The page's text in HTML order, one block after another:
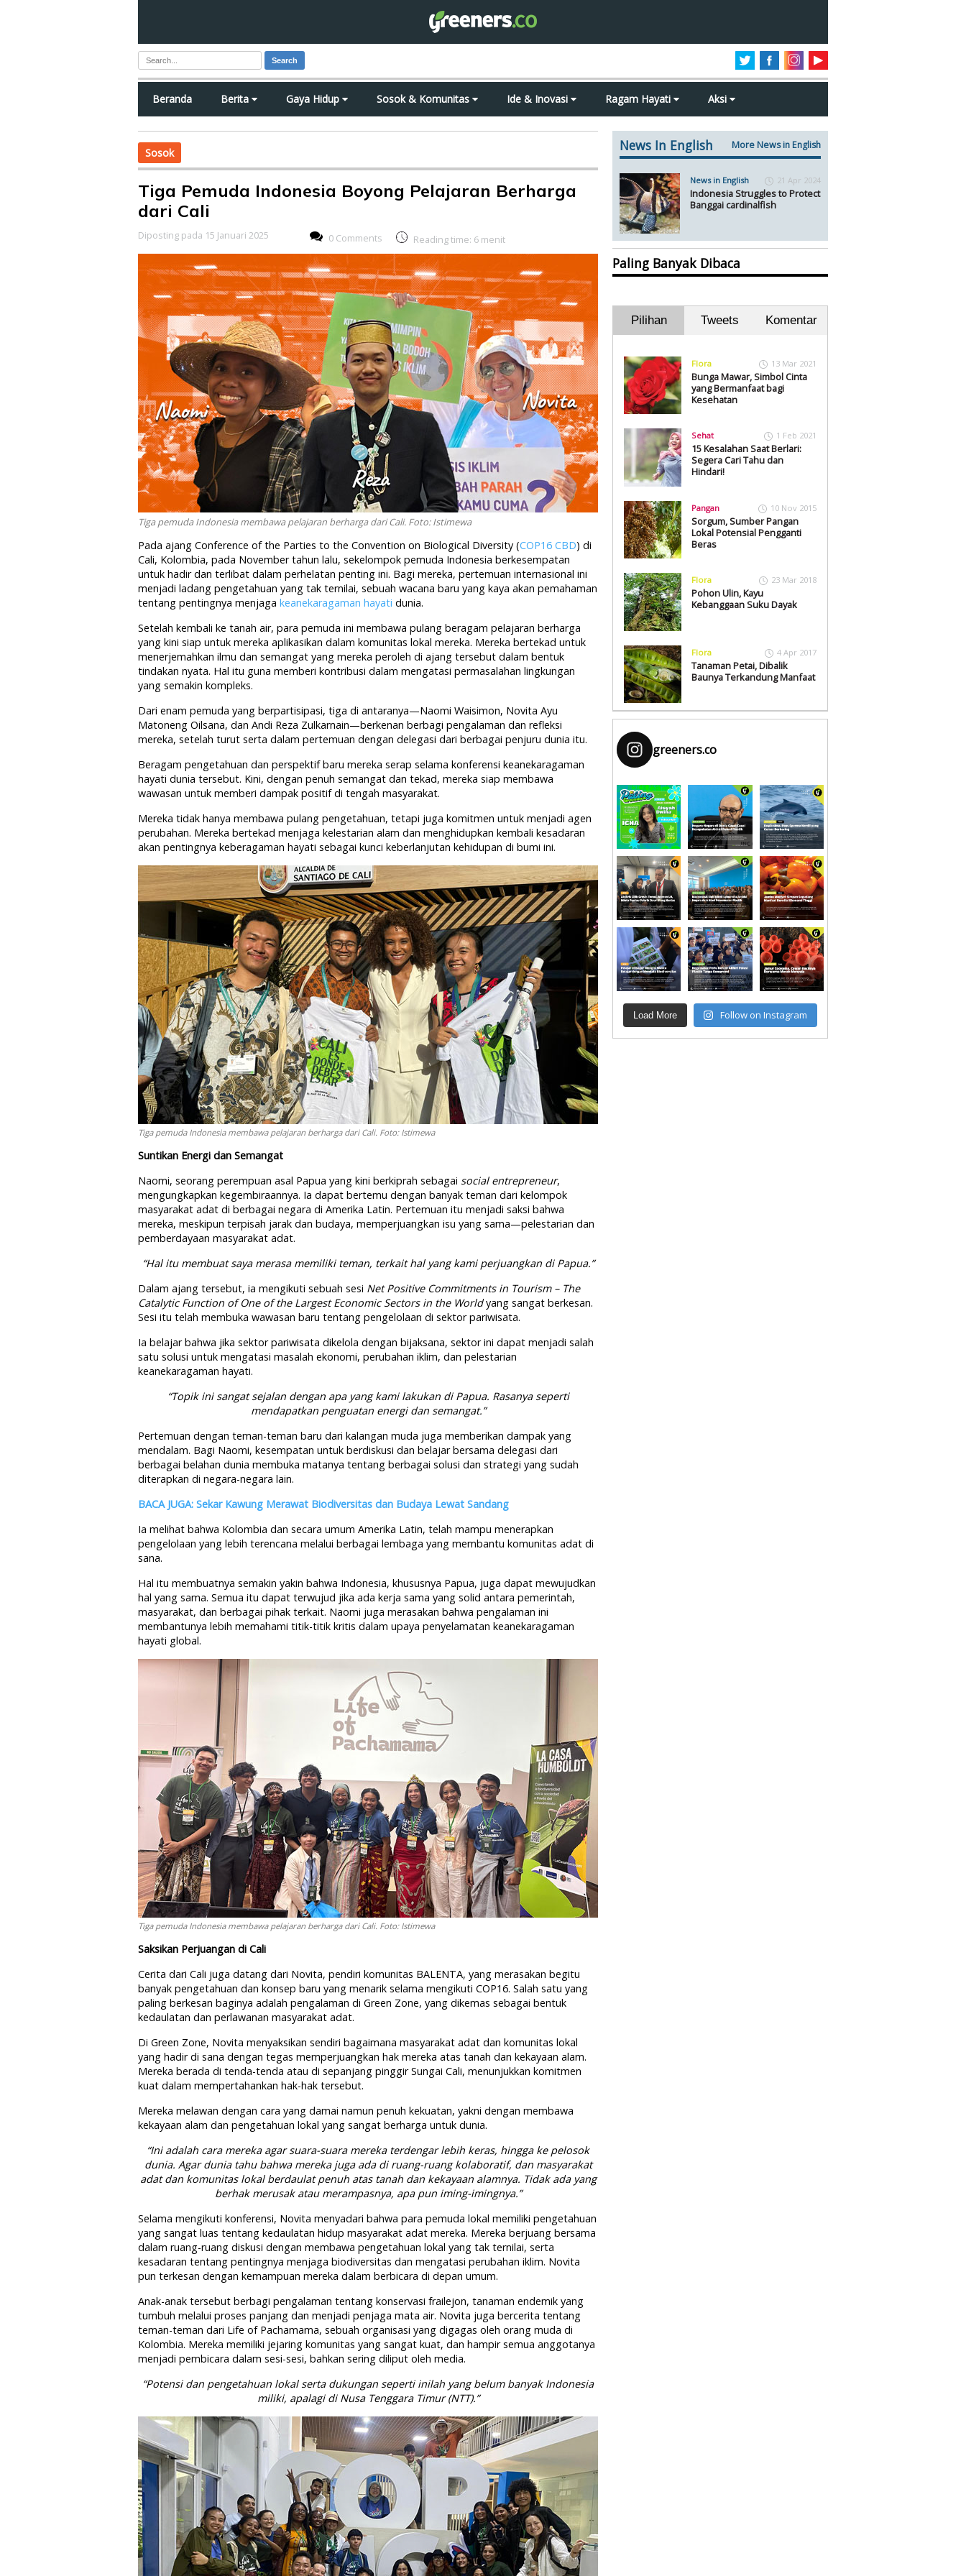
Search
Beranda Berita Gaya Hidup Sosok & Komunitas Ide & Inovasi Ragam Hayati Aksi
Sosok
Tiga Pemuda Indonesia Boyong Pelajaran Berharga
dari Cali
Diposting pada 15 Januari 2025 0 Comments Reading time: 6 menit
Tiga pemuda Indonesia membawa pelajaran berharga dari Cali. Foto: Istimewa
Pada ajang Conference of the Parties to the Convention on Biological Diversity (COP16 CBD) di
Cali, Kolombia, pada November tahun lalu, sekelompok pemuda Indonesia berkesempatan
untuk hadir dan terlibat dalam perhelatan penting ini. Bagi mereka, pertemuan internasional ini
menjadi ladang pengetahuan yang tak ternilai, sebuah wacana baru yang kaya akan pemahaman
tentang pentingnya menjaga keanekaragaman hayati dunia.
Setelah kembali ke tanah air, para pemuda ini membawa pulang beragam pelajaran berharga
yang kini siap untuk mereka aplikasikan dalam komunitas lokal mereka. Mereka bertekad untuk
menerjemahkan ilmu dan semangat yang mereka peroleh di ajang tersebut dalam bentuk
tindakan nyata. Hal itu guna memberi kontribusi dalam mengatasi permasalahan lingkungan
yang semakin kompleks.
Dari enam pemuda yang berpartisipasi, tiga di antaranya—Naomi Waisimon, Novita Ayu
Matoneng Oilsana, dan Andi Reza Zulkarnain—berkenan berbagi pengalaman dan refleksi
mereka, setelah turut serta dalam pertemuan dengan delegasi dari berbagai penjuru dunia itu.
Beragam pengetahuan dan perspektif baru mereka serap selama konferensi keanekaragaman
hayati dunia tersebut. Kini, dengan penuh semangat dan tekad, mereka siap membawa
wawasan untuk memberi dampak positif di tengah masyarakat.
Mereka tidak hanya membawa pulang pengetahuan, tetapi juga komitmen untuk menjadi agen
perubahan. Mereka bertekad menjaga kelestarian alam dan menghidupkan kembali kesadaran
akan pentingnya keberagaman hayati sebagai kunci keberlanjutan kehidupan di bumi ini.
Tiga pemuda Indonesia membawa pelajaran berharga dari Cali. Foto: Istimewa
Suntikan Energi dan Semangat
Naomi, seorang perempuan asal Papua yang kini berkiprah sebagai social entrepreneur,
mengungkapkan kegembiraannya. Ia dapat bertemu dengan banyak teman dari kelompok
masyarakat adat di berbagai negara di Amerika Latin. Pertemuan itu menjadi saksi bahwa
mereka, meskipun terpisah jarak dan budaya, memperjuangkan isu yang sama—pelestarian dan
pemberdayaan masyarakat adat.
“Hal itu membuat saya merasa memiliki teman, terkait hal yang kami perjuangkan di Papua.”
Dalam ajang tersebut, ia mengikuti sebuah sesi Net Positive Commitments in Tourism – The
Catalytic Function of One of the Largest Economic Sectors in the Worldyang sangat berkesan.
Sesi itu telah membuka wawasan baru tentang pengelolaan di sektor pariwisata.
Ia belajar bahwa jika sektor pariwisata dikelola dengan bijaksana, sektor ini dapat menjadi salah
satu solusi untuk mengatasi masalah ekonomi, perubahan iklim, dan pelestarian
keanekaragaman hayati.
“Topik ini sangat sejalan dengan apa yang kami lakukan di Papua. Rasanya seperti
mendapatkan penguatan energi dan semangat.”
Pertemuan dengan teman-teman baru dari kalangan muda juga memberikan dampak yang
mendalam. Bagi Naomi, kesempatan untuk berdiskusi dan belajar bersama delegasi dari
berbagai belahan dunia membuka matanya tentang berbagai solusi dan strategi yang sudah
diterapkan di negara-negara lain.
BACA JUGA: Sekar Kawung Merawat Biodiversitas dan Budaya Lewat Sandang
Ia melihat bahwa Kolombia dan secara umum Amerika Latin, telah mampu menerapkan
pengelolaan yang lebih terencana melalui berbagai lembaga yang membantu komunitas adat di
sana.
Hal itu membuatnya semakin yakin bahwa Indonesia, khususnya Papua, juga dapat mewujudkan
hal yang sama. Semua itu dapat terwujud jika ada kerja sama yang solid antara pemerintah,
masyarakat, dan berbagai pihak terkait. Naomi juga merasakan bahwa pengalaman ini
membantunya lebih memahami titik-titik kritis dalam upaya penyelamatan keanekaragaman
hayati global.
Tiga pemuda Indonesia membawa pelajaran berharga dari Cali. Foto: Istimewa
Saksikan Perjuangan di Cali
Cerita dari Cali juga datang dari Novita, pendiri komunitas BALENTA, yang merasakan begitu
banyak pengetahuan dan konsep baru yang menarik selama mengikuti COP16. Salah satu yang
paling berkesan baginya adalah pengalaman di Green Zone, yang dikemas sebagai bentuk
kedaulatan dan perlawanan masyarakat adat.
Di Green Zone, Novita menyaksikan sendiri bagaimana masyarakat adat dan komunitas lokal
yang hadir di sana dengan tegas memperjuangkan hak mereka atas tanah dan kekayaan alam.
Mereka berada di tenda-tenda atau di sepanjang pinggir Sungai Cali, menunjukkan komitmen
kuat dalam mempertahankan hak-hak tersebut.
Mereka melawan dengan cara yang damai namun penuh kekuatan, yakni dengan membawa
kekayaan alam dan pengetahuan lokal yang sangat berharga untuk dunia.
“Ini adalah cara mereka agar suara-suara mereka terdengar lebih keras, hingga ke pelosok
dunia. Agar dunia tahu bahwa mereka juga ada di ruang-ruang kolaboratif, dan masyarakat
adat dan komunitas lokal berdaulat penuh atas tanah dan kekayaan alamnya. Tidak ada yang
berhak merusak atau merampasnya, apa pun iming-imingnya.”
Selama mengikuti konferensi, Novita menyadari bahwa para pemuda lokal memiliki pengetahuan
yang sangat luas tentang kedaulatan hidup masyarakat adat mereka. Mereka berjuang bersama
dalam ruang-ruang diskusi dengan membawa pengetahuan lokal yang tak ternilai, serta
kesadaran tentang pentingnya menjaga biodiversitas dan mengatasi perubahan iklim. Novita
pun terkesan dengan kemampuan mereka dalam berbicara di depan umum.
Anak-anak tersebut berbagi pengalaman tentang konservasi frailejon, tanaman endemik yang
tumbuh melalui proses panjang dan menjadi penjaga mata air. Novita juga bercerita tentang
teman-teman dari Life of Pachamama, sebuah organisasi yang digagas oleh orang muda di
Kolombia. Mereka memiliki jejaring komunitas yang sangat kuat, dan hampir semua anggotanya
menjadi pembicara dalam sesi-sesi, bahkan sering diliput oleh media.
“Potensi dan pengetahuan lokal serta dukungan seperti inilah yang belum banyak Indonesia
miliki, apalagi di Nusa Tenggara Timur (NTT).”
News In English More News in English
News in English 21 Apr 2024
Indonesia Struggles to Protect
Banggai cardinalfish
Paling Banyak Dibaca
Pilihan Tweets Komentar
Flora 13 Mar 2021
Bunga Mawar, Simbol Cinta
yang Bermanfaat bagi
Kesehatan
Sehat 1 Feb 2021
15 Kesalahan Saat Berlari:
Segera Cari Tahu dan
Hindari!
Pangan 10 Nov 2015
Sorgum, Sumber Pangan
Lokal Potensial Pengganti
Beras
Flora 23 Mar 2018
Pohon Ulin, Kayu
Kebanggaan Suku Dayak
Flora 4 Apr 2017
Tanaman Petai, Dibalik
Baunya Terkandung Manfaat
greeners.co
Load More Follow on Instagram